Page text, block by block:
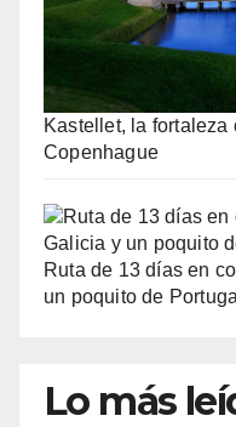
Kastellet, la fortaleza
Copenhague
Ruta de 13 días en
un poquito de Portugal
Lo más